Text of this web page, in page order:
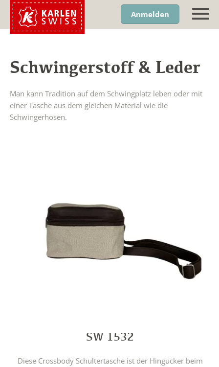
Anmelden
Schwingerstoff & Leder
Man kann Tradition auf dem Schwingplatz leben oder mit
einer Tasche aus dem gleichen Material wie die
Schwingerhosen.
SW 1532
Diese Crossbody Schultertasche ist der Hingucker beim